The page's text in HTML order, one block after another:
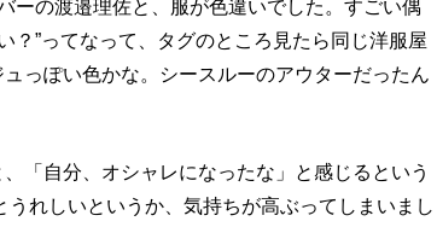
ーの渡邉理佐と、服が色違いでした。すごい偶
？”ってなって、タグのところ見たら同じ洋服屋
っぽい色かな。シースルーのアウターだったん
「自分、オシャレになったな」と感じるという
れしいというか、気持ちが高ぶってしまいまし